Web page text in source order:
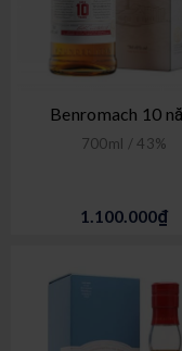
Benromach 10
700ml / 43%
1.100.000₫